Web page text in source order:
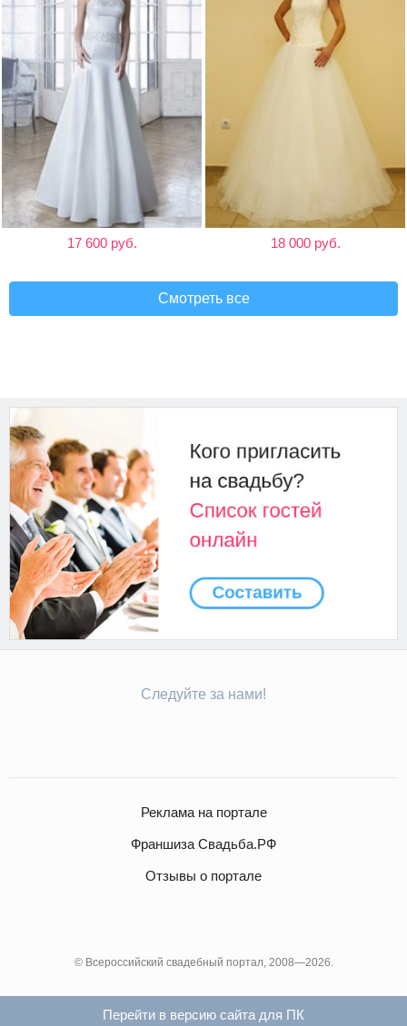
17 600 руб. 18 000 руб.
Смотреть все
Следуйте за нами!
Реклама на портале
Франшиза Свадьба.РФ
Отзывы о портале
© Всероссийский свадебный портал, 2008—2026.
Перейти в версию сайта для ПК